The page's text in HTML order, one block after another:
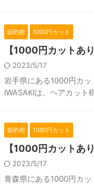
節約術 1000円カット
【1000円カットあ
2023/5/17
岩手県にある1000円カ
IWASAKIは、ヘアカッ
節約術 1000円カット
【1000円カットあ
2023/5/17
青森県にある1000円カ